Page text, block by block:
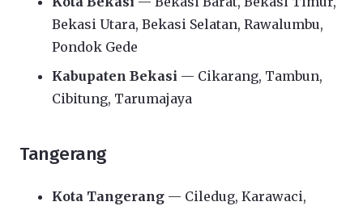
Bekasi Utara, Bekasi Selatan, Rawalumbu,
Pondok Gede
Kabupaten Bekasi — Cikarang, Tambun,
Cibitung, Tarumajaya
Tangerang
Kota Tangerang — Ciledug, Karawaci,